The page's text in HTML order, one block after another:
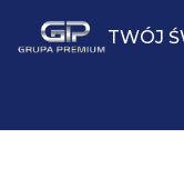
TWÓJ